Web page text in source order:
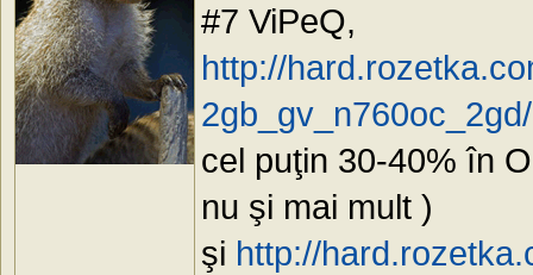
#7 ViPeQ,
http://
cel puţin 30-40% în
nu şi mai mult )
şi http://